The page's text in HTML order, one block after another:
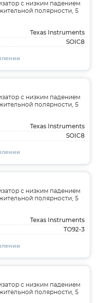
с низким падением
полярности, 5
Texas Instruments
SOIC8
с низким падением
полярности, 5
Texas Instruments
SOIC8
с низким падением
полярности, 5
Texas Instruments
TO92-3
с низким падением
полярности, 5